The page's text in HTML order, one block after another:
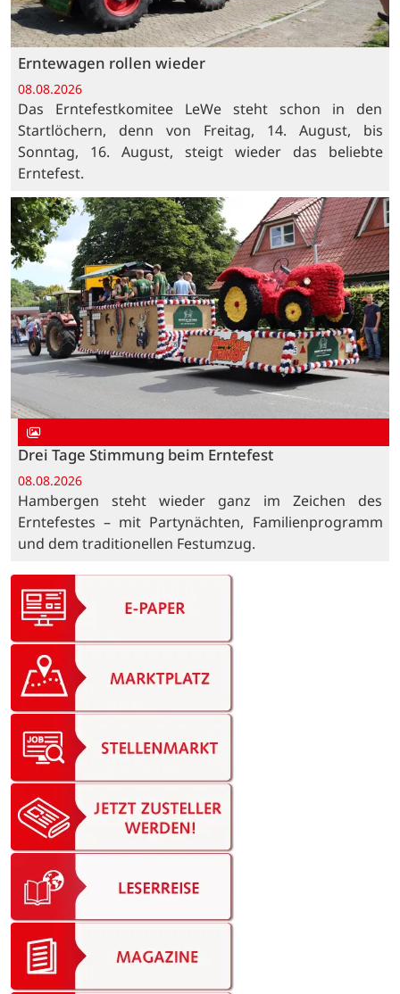
Erntewagen rollen wieder
08.08.2026
Das Erntefestkomitee LeWe steht schon in den
Startlöchern, denn von Freitag, 14. August, bis
Sonntag, 16. August, steigt wieder das beliebte
Erntefest.
Drei Tage Stimmung beim Erntefest
08.08.2026
Hambergen steht wieder ganz im Zeichen des
Erntefestes – mit Partynächten, Familienprogramm
und dem traditionellen Festumzug.